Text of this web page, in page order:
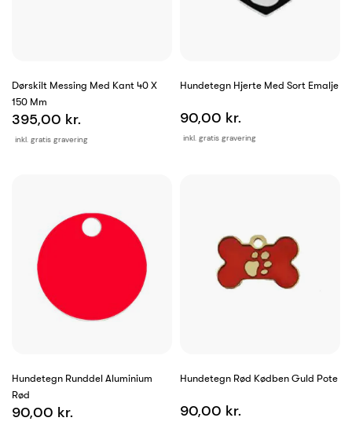
Dørskilt Messing Med Kant 40 X
150 Mm
inkl. gratis gravering
395,00 kr.
Hundetegn Hjerte Med Sort Emalje
inkl. gratis gravering
90,00 kr.
Hundetegn Runddel Aluminium
Rød
90,00 kr.
Hundetegn Rød Kødben Guld Pote
90,00 kr.